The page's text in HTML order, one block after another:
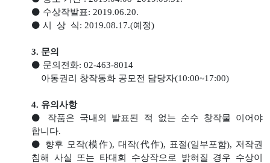
⚫ 수상작발표: 2019.06.20.
⚫ 시 상 식: 2019.08.17.(예정)
3. 문의
⚫ 문의전화: 02-463-8014
아동권리 창작동화 공모전 담당자(10:00~17:00)
4. 유의사항
⚫ 작품은 국내외 발표된 적 없는 순수 창작물 이어야
합니다.
⚫ 향후 모작(模作), 대작(代作), 표절(일부포함), 저작권
침해 사실 또는 타대회 수상작으로 밝혀질 경우 수상이